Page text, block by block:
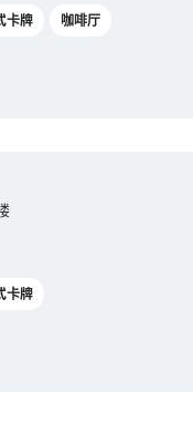
卡牌
咖啡厅
卡牌